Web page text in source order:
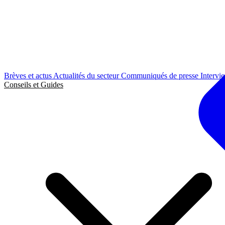
Brèves et actus Actualités du secteurCommuniqués de presse
Conseils et Guides